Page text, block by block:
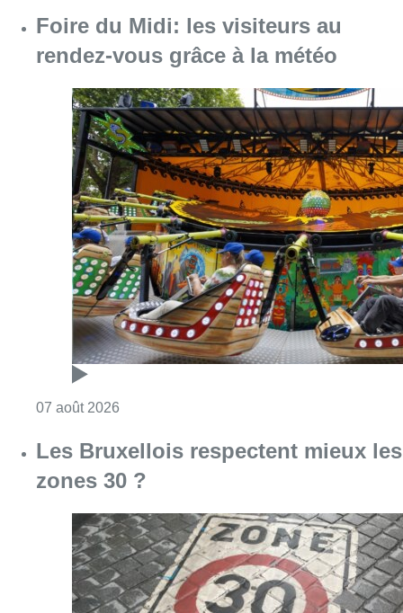
Foire du Midi: les visiteurs au
rendez-vous grâce à la météo
07 août 2026
Les Bruxellois respectent mieux les
zones 30 ?